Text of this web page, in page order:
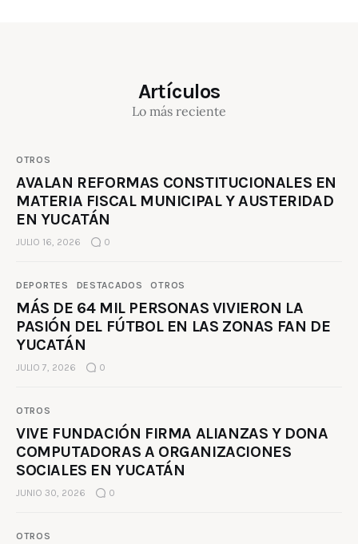
Artículos
Lo más reciente
OTROS
AVALAN REFORMAS CONSTITUCIONALES EN
MATERIA FISCAL MUNICIPAL Y AUSTERIDAD
EN YUCATÁN
JULIO 16, 2026 0
DEPORTES DESTACADOS OTROS
MÁS DE 64 MIL PERSONAS VIVIERON LA
PASIÓN DEL FÚTBOL EN LAS ZONAS FAN DE
YUCATÁN
JULIO 7, 2026 0
OTROS
VIVE FUNDACIÓN FIRMA ALIANZAS Y DONA
COMPUTADORAS A ORGANIZACIONES
SOCIALES EN YUCATÁN
JUNIO 30, 2026 0
OTROS